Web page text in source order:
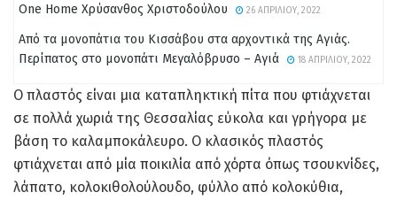
One Home Χρύσανθος Χριστοδούλου 26 ΑΠΡΙΛΊΟΥ, 2022
Από τα μονοπάτια του Κισσάβου στα αρχοντικά της Αγιάς.
Περίπατος στο μονοπάτι Μεγαλόβρυσο – Αγιά
18 ΑΠΡΙΛΊΟΥ, 2022
Ο πλαστός είναι μια καταπληκτική πίτα που φτιάχνεται
σε πολλά χωριά της Θεσσαλίας εύκολα και γρήγορα με
βάση το καλαμποκάλευρο. Ο κλασικός πλαστός
φτιάχνεται από μία ποικιλία από χόρτα όπως τσουκνίδες,
λάπατο, κολοκιθολούλουδο, φύλλο από κολοκύθια,